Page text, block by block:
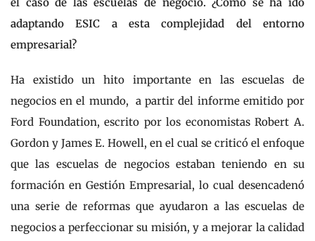
adaptando ESIC a esta complejidad del entorno
empresarial?
Ha existido un hito importante en las escuelas de
negocios en el mundo, a partir del informe emitido por
Ford Foundation, escrito por los economistas Robert A.
Gordon y James E. Howell, en el cual se criticó el enfoque
que las escuelas de negocios estaban teniendo en su
formación en Gestión Empresarial, lo cual desencadenó
una serie de reformas que ayudaron a las escuelas de
negocios a perfeccionar su misión, y a mejorar la calidad